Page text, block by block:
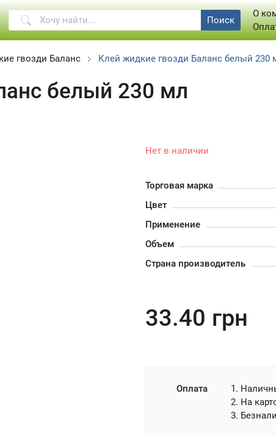
Поиск
О
гвозди Баланс Клей жидкие гвозди Баланс белый 230
белый 230 мл
Нет в наличии
Торговая марка
Цвет
Применение
Объем
Страна производитель
33.40 грн
Оплата
На